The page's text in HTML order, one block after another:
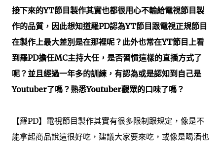
接下來的YT節目製作其實也都很用心不輸給電視節目製
作的品質，因此想知道羅PD認為YT節目跟電視正規節目
在製作上最大差別是在那裡呢？此外也常在YT節目上看
到羅PD擔任MC主持大任，是否習慣這樣的直播方式了
呢？並且經過一年多的訓練，有認為或是認知到自己是
Youtuber了嗎？熟悉Youtuber觀眾的口味了嗎？
【羅PD】電視節目製作其實有很多限制跟規定，像是不
能拿起商品說這很好吃，建議大家要來吃，或像是喝酒也